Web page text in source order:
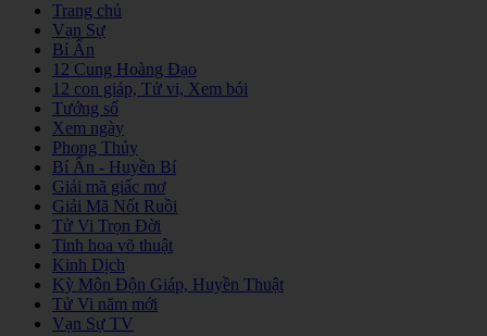
Trang chủ
Vạn Sự
Bí Ẩn
12 Cung Hoàng Đạo
12 con giáp, Tử vi, Xem bói
Tướng số
Xem ngày
Phong Thủy
Bí Ẩn - Huyền Bí
Giải mã giấc mơ
Giải Mã Nốt Ruồi
Tử Vi Trọn Đời
Tinh hoa võ thuật
Kinh Dịch
Kỳ Môn Độn Giáp, Huyền Thuật
Tử Vi năm mới
Vạn Sự TV